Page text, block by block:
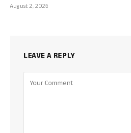
August 2, 2026
LEAVE A REPLY